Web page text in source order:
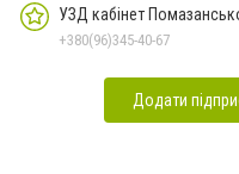
УЗД кабінет
+380(96)345-40-67
Додати